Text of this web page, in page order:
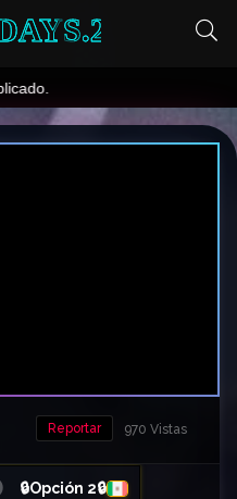
970 Vistas
Reportar
🔒Opción 2🔒